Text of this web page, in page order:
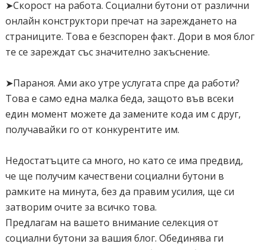
➤Скорост на работа. Социални бутони от различни
онлайн конструктори пречат на зареждането на
страниците. Това е безспорен факт. Дори в моя блог
те се зареждат със значително закъснение.
➤Параноя. Ами ако утре услугата спре да работи?
Това е само една малка беда, защото във всеки
един момент можете да замените кода им с друг,
получавайки го от конкурентите им.
Недостатъците са много, но като се има предвид,
че ще получим качествени социални бутони в
рамките на минута, без да правим усилия, ще си
затворим очите за всичко това.
Предлагам на вашето внимание селекция от
социални бутони за вашия блог. Обединява ги